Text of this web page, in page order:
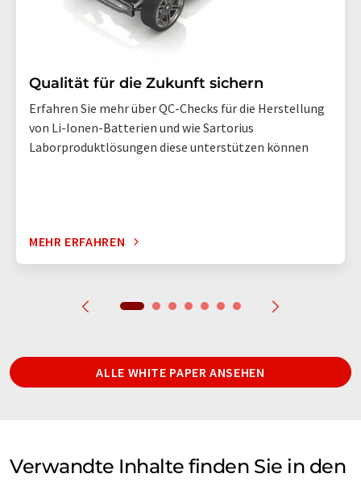
Qualität für die Zukunft sichern
Erfahren Sie mehr über QC-Checks für die Herstellung
von Li-Ionen-Batterien und wie Sartorius
Laborproduktlösungen diese unterstützen können
MEHR ERFAHREN
ALLE WHITE PAPER ANSEHEN
Verwandte Inhalte finden Sie in den